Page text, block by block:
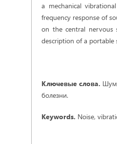
a mechanical
frequency response of
on the central nervous
description of a portable
Ключевые слова.
болезни.
Keywords. Noise,